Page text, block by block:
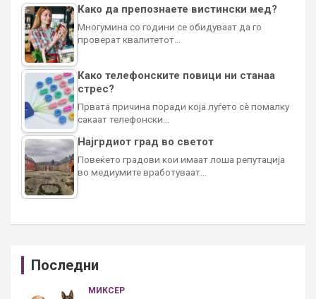
Како да препознаете вистински мед?
Многумина со години се обидуваат да го
проверат квалитетот…
Како телефонските повици ни станаа
стрес?
Првата причина поради која луѓето сè помалку
сакаат телефонски…
Најгрдиот град во светот
Повеќето градови кои имаат лоша репутација
во медиумите вработуваат…
Последни
МИКСЕР